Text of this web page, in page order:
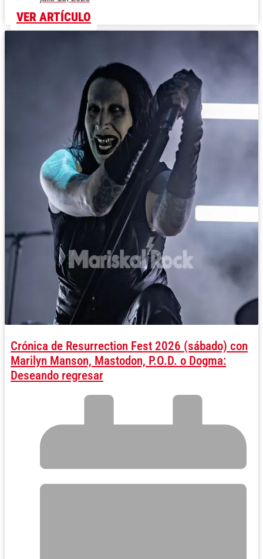
VER ARTÍCULO
Crónica de Resurrection Fest 2026 (sábado) con
Marilyn Manson, Mastodon, P.O.D. o Dogma:
Deseando regresar